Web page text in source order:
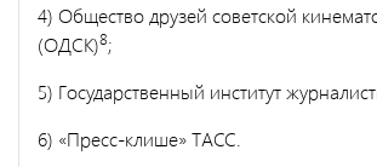
4) Общество друзей советской
(ОДСК)8;
5) Государственный институт
6) «Пресс-клише» ТАСС.